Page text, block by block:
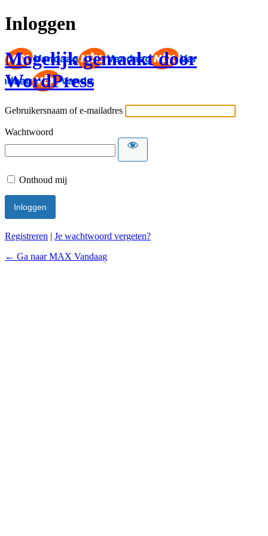
Inloggen
Mogelijk gemaakt door
WordPress
Gebruikersnaam of e-mailadres
Wachtwoord
Onthoud mij
Registreren | Je wachtwoord vergeten?
← Ga naar MAX Vandaag